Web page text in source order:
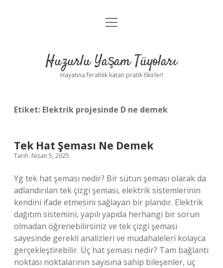
Anasayfa
Yasal Uyarı
menüyü
Huzurlu Yaşam Tüyoları
Hayatına ferahlık katan pratik fikirler!
Etiket: Elektrik projesinde D ne demek
Tek Hat Şeması Ne Demek
Tarih: Nisan 5, 2025
Yg tek hat şeması nedir? Bir sütun şeması olarak da
adlandırılan tek çizgi şeması, elektrik sistemlerinin
kendini ifade etmesini sağlayan bir plandır. Elektrik
dağıtım sistemini, yapılı yapıda herhangi bir sorun
olmadan öğrenebilirsiniz ve tek çizgi şeması
sayesinde gerekli analizleri ve müdahaleleri kolayca
gerçekleştirebilir. Üç hat şeması nedir? Tam bağlantı
noktası noktalarının sayısına sahip bileşenler, üç